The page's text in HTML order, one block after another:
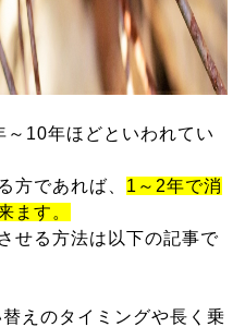
10年ほどといわれてい
方であれば、 1～2年で消
ます。
せる方法は以下の記事で
えのタイミングや長く乗